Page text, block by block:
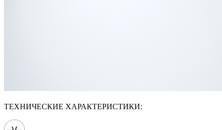
ТЕХНИЧЕСКИЕ ХАРАКТЕРИСТИКИ: